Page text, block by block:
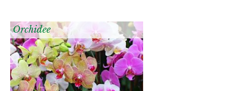
Orchidee